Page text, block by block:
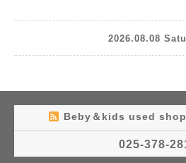
2026.08.08
Beby＆kids used shop
025-378-